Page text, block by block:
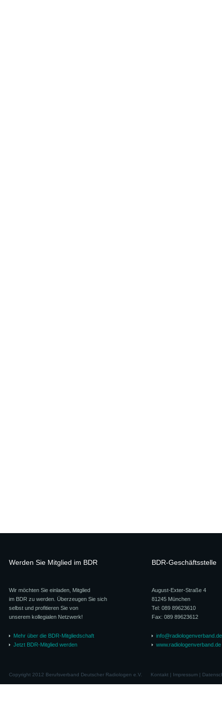
Werden Sie Mitglied im BDR
Wir möchten Sie einladen, Mitglied
im BDR zu werden. Überzeugen Sie sich
selbst und profitieren Sie von
unserem kollegialen Netzwerk!
Mehr über die BDR-Mitgliedschaft
Jetzt BDR-Mitglied werden
BDR-Geschäftsstelle
August-Exter-Straße 4
81245 München
Tel: 089 89623610
Fax: 089 89623612
info@radiologenverband.de
www.radiologenverband.de
Copyright 2012 Berufsverband Deutscher Radiologen e.V. Kontakt| Impressum|